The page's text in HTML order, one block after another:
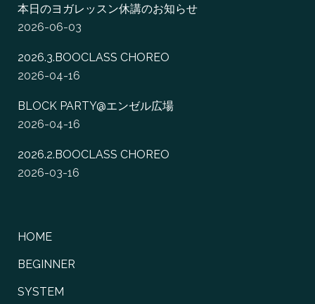
本日のヨガレッスン休講のお知らせ
2026-06-03
2026.3.BOOCLASS CHOREO
2026-04-16
BLOCK PARTY@エンゼル広場
2026-04-16
2026.2.BOOCLASS CHOREO
2026-03-16
HOME
BEGINNER
SYSTEM